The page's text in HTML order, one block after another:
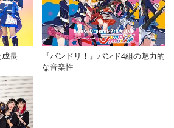
成長
『バンドリ！』バンド4組の魅力的
な音楽性